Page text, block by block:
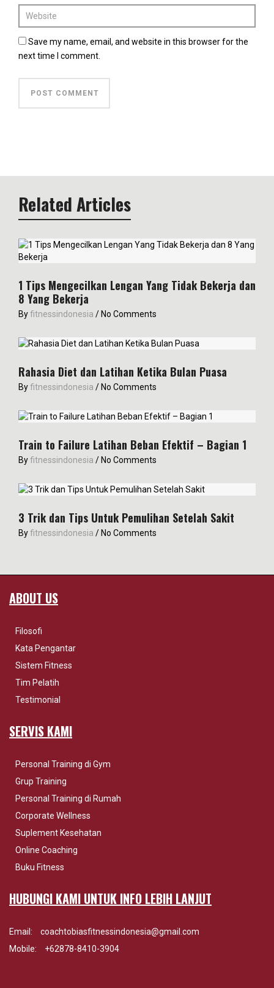
Save my name, email, and website in this browser for the
next time I comment.
Related Articles
1 Tips Mengecilkan Lengan Yang Tidak Bekerja dan
8 Yang Bekerja
Byfitnessindonesia / No Comments
Rahasia Diet dan Latihan Ketika Bulan Puasa
Byfitnessindonesia / No Comments
Train to Failure Latihan Beban Efektif – Bagian 1
Byfitnessindonesia / No Comments
3 Trik dan Tips Untuk Pemulihan Setelah Sakit
Byfitnessindonesia / No Comments
ABOUT US
Filosofi
Kata Pengantar
Sistem Fitness
Tim Pelatih
Testimonial
SERVIS KAMI
Personal Training di Gym
Grup Training
Personal Training di Rumah
Corporate Wellness
Suplement Kesehatan
Online Coaching
Buku Fitness
HUBUNGI KAMI UNTUK INFO LEBIH LANJUT
Email:
coachtobiasfitnessindonesia@gmail.com
Mobile:
+62878-8410-3904